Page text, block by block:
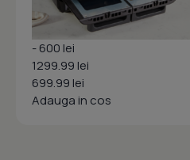
- 600 lei
1299.99 lei
699.99 lei
Adauga in cos